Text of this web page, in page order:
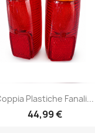
Coppia Plastiche Fanali...
44,99 €